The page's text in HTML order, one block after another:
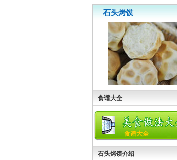
石头烤馍
食谱大全
食谱大全
石头烤馍介绍